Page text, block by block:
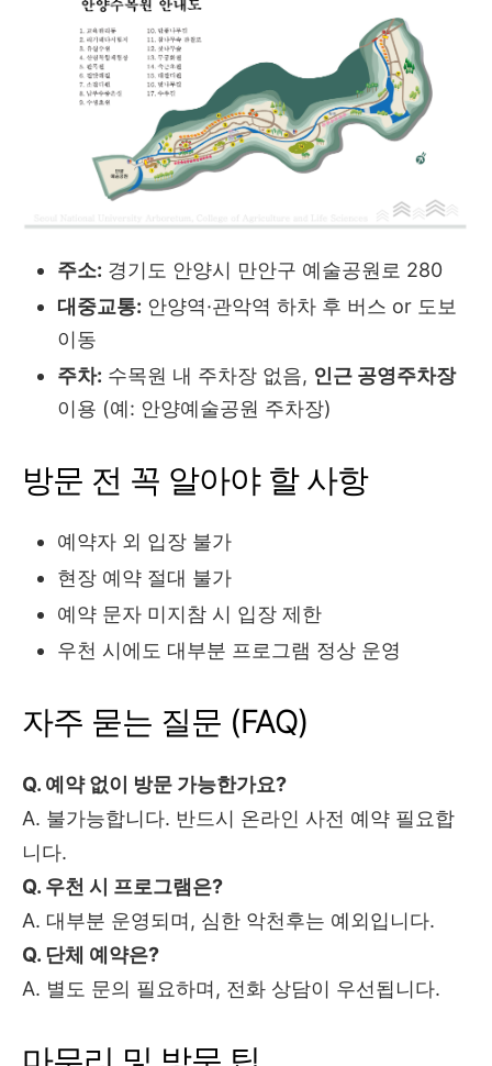
주소: 경기도 안양시 만안구 예술공원로 280
대중교통: 안양역·관악역 하차 후 버스 or 도보
이동
주차: 수목원 내 주차장 없음, 인근 공영주차장
이용 (예: 안양예술공원 주차장)
방문 전 꼭 알아야 할 사항
예약자 외 입장 불가
현장 예약 절대 불가
예약 문자 미지참 시 입장 제한
우천 시에도 대부분 프로그램 정상 운영
자주 묻는 질문 (FAQ)
Q. 예약 없이 방문 가능한가요?
A. 불가능합니다. 반드시 온라인 사전 예약 필요합
니다.
Q. 우천 시 프로그램은?
A. 대부분 운영되며, 심한 악천후는 예외입니다.
Q. 단체 예약은?
A. 별도 문의 필요하며, 전화 상담이 우선됩니다.